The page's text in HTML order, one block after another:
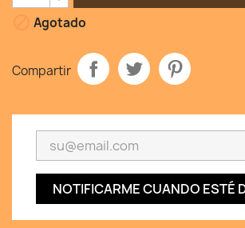
Agotado
Compartir
NOTIFICARME CUANDO ESTÉ